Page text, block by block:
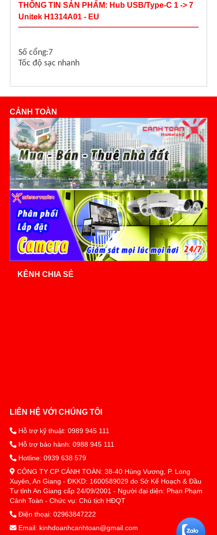
THÔNG TIN SẢN PHẨM: Hub USB/Type-C 1 -> 7
Unitek H1314A01 - EU
Số cổng:7
Tốc độ sạc nhanh
CẢNH TOÀN
KÊNH CHIA SẺ
LIÊN HỆ VỚI CHÚNG TÔI
Hỗ trợ kỹ thuật: 0989 945 111
Hỗ trợ bảo hành: 0988 945 111
Hotline: 0939 638 579
CÔNG TY CP CẢNH TOÀN: 38-40 Hùng Vương, P. Long
Xuyên, An Giang - ĐKKD: 1600589029 do Sở Kế Hoạch & Đầu
Tư tỉnh An Giang cấp 24/09/2001 - Người đại diện: Phan Phạm
Cảnh Toàn - Chức vụ: Chủ tịch HĐQT
Điện thoại: 02963847222
Email: kinhdoanhcanhtoan@gmail.com